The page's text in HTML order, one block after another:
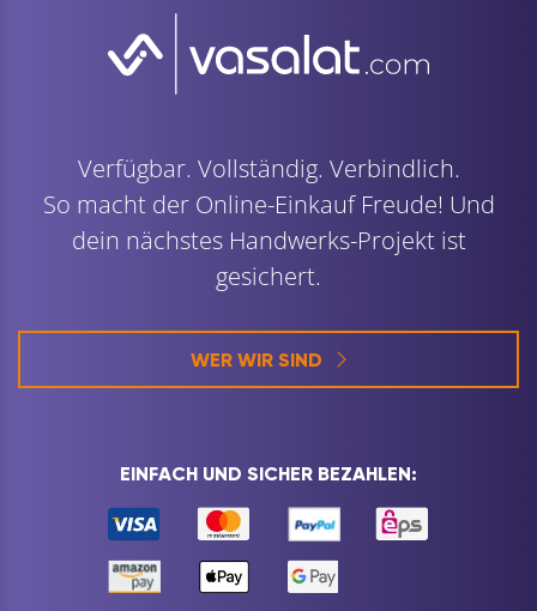
Verfügbar. Vollständig. Verbindlich.
So macht der Online-Einkauf Freude! Und
dein nächstes Handwerks-Projekt ist
gesichert.
WER WIR SIND
EINFACH UND SICHER BEZAHLEN: